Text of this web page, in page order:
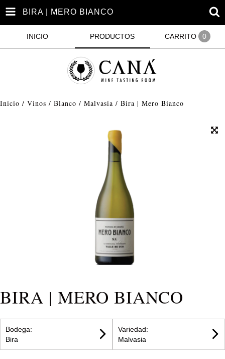
BIRA | MERO BIANCO
INICIO PRODUCTOS CARRITO 0
Inicio / Vinos / Blanco / Malvasia / Bira | Mero Bianco
BIRA | MERO BIANCO
Bodega:
Bira
Variedad:
Malvasia